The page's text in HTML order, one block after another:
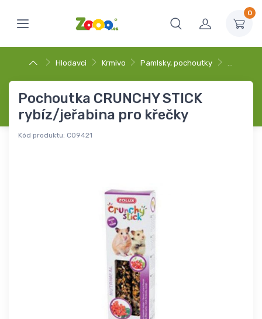
0
Hlodavci Krmivo Pamlsky, pochoutky …
Pochoutka CRUNCHY STICK
rybíz/jeřabina pro křečky
Kód produktu: C09421